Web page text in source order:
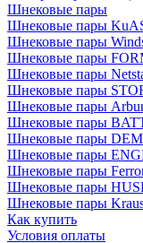
Шнековые пары
Шнековые пары
Шнековые пары
Шнековые пары
Шнековые пары
Шнековые пары
Шнековые пары
Шнековые пары
Шнековые пары
Шнековые пары
Шнековые пары
Шнековые пары
Шнековые пары
Как купить
Условия оплаты